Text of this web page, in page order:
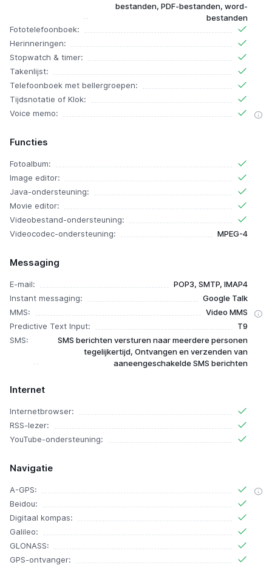
bestanden, PDF-bestanden, word-
bestanden
Fototelefoonboek:
Herinneringen:
Stopwatch & timer:
Takenlijst:
Telefoonboek met bellergroepen:
Tijdsnotatie of Klok:
Voice memo:
Functies
Fotoalbum:
Image editor:
Java-ondersteuning:
Movie editor:
Videobestand-ondersteuning:
Videocodec-ondersteuning:
MPEG-4
Messaging
E-mail:
POP3, SMTP, IMAP4
Instant messaging:
Google Talk
MMS:
Video MMS
Predictive Text Input:
T9
SMS:
SMS berichten versturen naar meerdere personen
tegelijkertijd, Ontvangen en verzenden van
aaneengeschakelde SMS berichten
Internet
Internetbrowser:
RSS-lezer:
YouTube-ondersteuning:
Navigatie
A-GPS:
Beidou:
Digitaal kompas:
Galileo:
GLONASS:
GPS-ontvanger: